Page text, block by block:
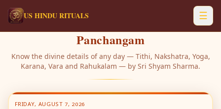
US HINDU RITUALS ☰
Panchangam
Know the divine details of any day — Tithi, Nakshatra, Yoga,
Karana, Vara and Rahukalam — by Sri Shyam Sharma.
FRIDAY, AUGUST 7, 2026